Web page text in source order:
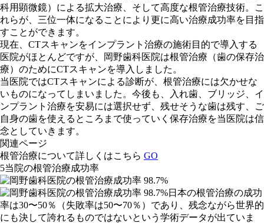
科用顕微鏡）による拡大治療、そして高度な根管治療技術。こ
れらが、三位一体になることにより更に高い治療成功率を目指
すことができます。
現在、CTスキャンをインプラント治療の施術目的で導入する
医院がほとんどですが、岡野歯科医院は根管治療（歯の保存治
療）のためにCTスキャンを導入しました。
当医院ではCTスキャンによる診断が、根管治療には欠かせな
いものになってしまいました。今後も、入れ歯、ブリッジ、イ
ンプラント治療を安易には選択せず、残せそうな歯は残す、ご
自身の歯を使えるところまで使っていく保存治療を当医院は信
念としていきます。
関連ページ
根管治療について詳しくはこちら GO
5当院の根管治療成功率
日本の根管治療の成功
率は30〜50％（失敗率は50〜70％）であり、残念ながら世界的
にも決して誇れるものではないという学術データが出ていま